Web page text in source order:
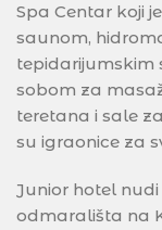
Spa Centar koji
saunom,
tepidarijumskim
sobom za
teretana i sale
su igraonice za
Junior hotel
odmarališta na